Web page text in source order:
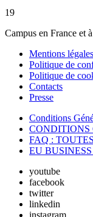
19
Campus en France et
Mentions légales
Politique de
Politique de
Contacts
Presse
Conditions
CONDITIONS
FAQ :
EU
youtube
facebook
twitter
linkedin
instagram